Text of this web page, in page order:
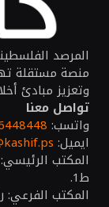
المرصد
منصة مستقلة
وتعزيز مبادئ
تواصل معنا
واتسب:
ايميل:
المكتب
ط1.
المكتب الفرعي: